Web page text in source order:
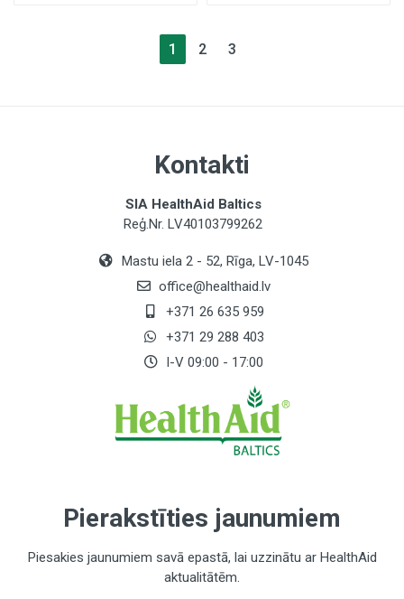
1 2 3
Kontakti
SIA HealthAid Baltics
Reģ.Nr. LV40103799262
Mastu iela 2 - 52, Rīga, LV-1045
office@healthaid.lv
+371 26 635 959
+371 29 288 403
I-V 09:00 - 17:00
Pierakstīties jaunumiem
Piesakies jaunumiem savā epastā, lai uzzinātu ar HealthAid
aktualitātēm.